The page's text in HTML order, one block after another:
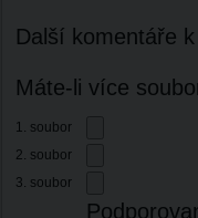
Další komentáře
Máte-li více
1. soubor
2. soubor
3. soubor